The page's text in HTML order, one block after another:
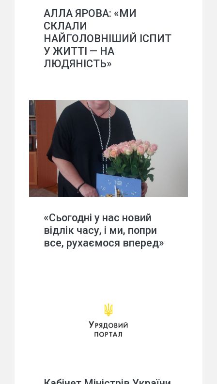
АЛЛА ЯРОВА: «МИ
СКЛАЛИ
НАЙГОЛОВНІШИЙ ІСПИТ
У ЖИТТІ — НА
ЛЮДЯНІСТЬ»
«Сьогодні у нас новий
відлік часу, і ми, попри
все, рухаємося вперед»